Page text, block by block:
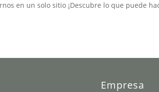
en un solo sitio ¡Descubre lo que puede
Empresa